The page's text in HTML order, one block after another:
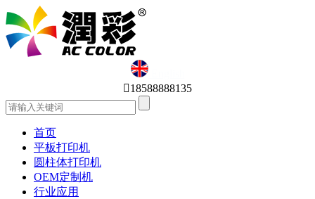
English
18588888135
首页
平板打印机
圆柱体打印机
OEM定制机
行业应用